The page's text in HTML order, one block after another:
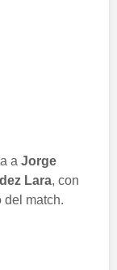
a Jorge
Lara, con
del match.